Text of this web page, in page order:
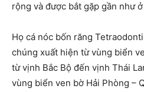
rộng và được bắt gặp gần như
Họ cá nóc bốn răng
chúng xuất hiện từ vùng biển
từ vịnh Bắc Bộ đến vịnh Thái
vùng biển ven bờ Hải Phòng –